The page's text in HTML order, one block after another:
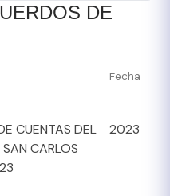
DE
Fecha
CUENTAS DEL
CARLOS
2023